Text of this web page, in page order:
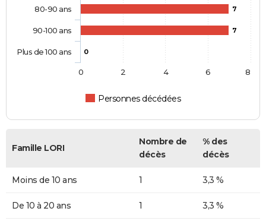
7
7
0
Personnes décédées
80-90 ans
90-100 ans
Plus de 100 ans
0 2 4 6 8
Famille LORI
Nombre de
décès
% des
décès
Moins de 10 ans 1 3,3 %
De 10 à 20 ans 1 3,3 %